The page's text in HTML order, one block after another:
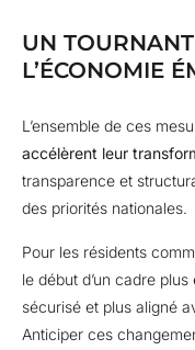
UN
L’ÉCONOMIE
L’ensemble de ces
accélèrent leur
transparence et
des priorités nationales.
Pour les résidents
le début d’un cadre
sécurisé et plus aligné
Anticiper ces